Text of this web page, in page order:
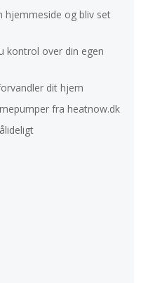
hjemmeside og bliv set
kontrol over din egen
dit hjem
fra heatnow.dk